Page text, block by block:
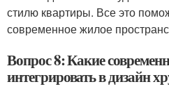
стилю квартиры. Все это
современное жилое
Вопрос 8: Какие
интегрировать в дизайн